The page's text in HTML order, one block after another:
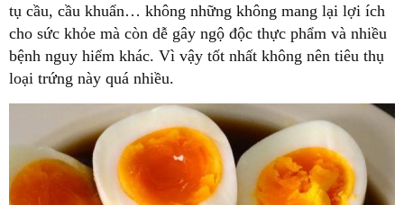
tụ cầu, cầu khuẩn… không những không mang lại lợi ích
cho sức khỏe mà còn dễ gây ngộ độc thực phẩm và nhiều
bệnh nguy hiểm khác. Vì vậy tốt nhất không nên tiêu thụ
loại trứng này quá nhiều.